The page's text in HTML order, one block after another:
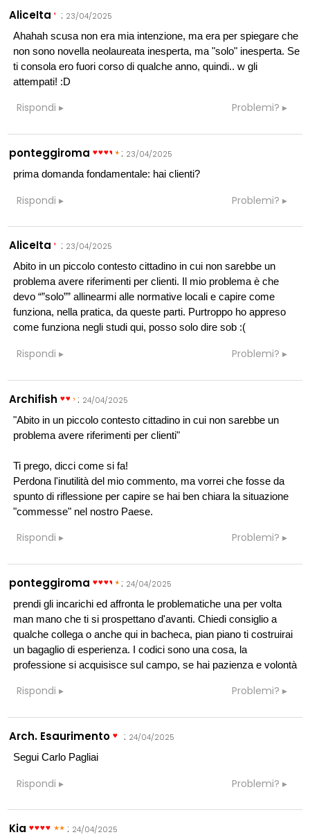
AliceIta : 23/04/2025
Ahahah scusa non era mia intenzione, ma era per spiegare che
non sono novella neolaureata inesperta, ma "solo" inesperta. Se
ti consola ero fuori corso di qualche anno, quindi.. w gli
attempati! :D
Rispondi Problemi?
ponteggiroma : 23/04/2025
prima domanda fondamentale: hai clienti?
Rispondi Problemi?
AliceIta : 23/04/2025
Abito in un piccolo contesto cittadino in cui non sarebbe un
problema avere riferimenti per clienti. Il mio problema è che
devo “”solo”” allinearmi alle normative locali e capire come
funziona, nella pratica, da queste parti. Purtroppo ho appreso
come funziona negli studi qui, posso solo dire sob :(
Rispondi Problemi?
Archifish : 24/04/2025
"Abito in un piccolo contesto cittadino in cui non sarebbe un
problema avere riferimenti per clienti"
Ti prego, dicci come si fa!
Perdona l'inutilità del mio commento, ma vorrei che fosse da
spunto di riflessione per capire se hai ben chiara la situazione
"commesse" nel nostro Paese.
Rispondi Problemi?
ponteggiroma : 24/04/2025
prendi gli incarichi ed affronta le problematiche una per volta
man mano che ti si prospettano d'avanti. Chiedi consiglio a
qualche collega o anche qui in bacheca, pian piano ti costruirai
un bagaglio di esperienza. I codici sono una cosa, la
professione si acquisisce sul campo, se hai pazienza e volontà
Rispondi Problemi?
Arch. Esaurimento : 24/04/2025
Segui Carlo Pagliai
Rispondi Problemi?
Kia : 24/04/2025